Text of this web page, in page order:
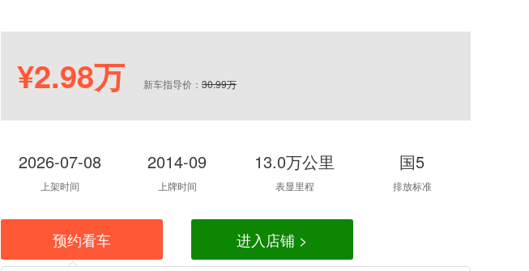
¥2.98万 新车指导价： 30.99万
2026-07-08
上架时间
2014-09
上牌时间
13.0万公里
表显里程
国5
排放标准
预约看车 进入店铺 >
